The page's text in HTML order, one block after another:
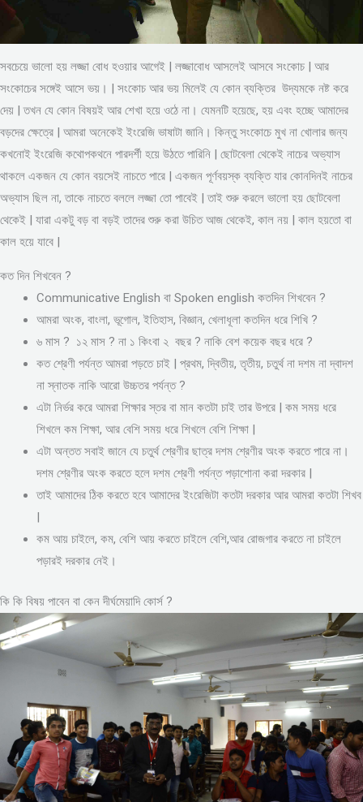
সবচেয়ে ভালো হয় লজ্জা বোধ হওয়ার আগেই | লজ্জাবোধ আসলেই আসবে সংকোচ | আর
সংকোচের সঙ্গেই আসে ভয়। | সংকোচ আর ভয় মিলেই যে কোন ব্যক্তির উদ্যমকে নষ্ট করে
দেয় | তখন যে কোন বিষয়ই আর শেখা হয়ে ওঠে না। যেমনটি হয়েছে, হয় এবং হচ্ছে আমাদের
বড়দের ক্ষেত্রে | আমরা অনেকেই ইংরেজি ভাষাটা জানি। কিন্তু সংকোচে মুখ না খোলার জন্য
কখনোই ইংরেজি কথোপকথনে পারদর্শী হয়ে উঠতে পারিনি | ছোটবেলা থেকেই নাচের অভ্যাস
থাকলে একজন যে কোন বয়সেই নাচতে পারে | একজন পূর্ণবয়স্ক ব্যক্তি যার কোনদিনই নাচের
অভ্যাস ছিল না, তাকে নাচতে বললে লজ্জা তো পাবেই | তাই শুরু করলে ভালো হয় ছোটবেলা
থেকেই | যারা একটু বড় বা বড়ই তাদের শুরু করা উচিত আজ থেকেই, কাল নয় | কাল হয়তো বা
কাল হয়ে যাবে |
কত দিন শিখবেন ?
Communicative English বা Spoken english কতদিন শিখবেন ?
আমরা অংক, বাংলা, ভূগোল, ইতিহাস, বিজ্ঞান, খেলাধূলা কতদিন ধরে শিখি ?
৬ মাস ? ১২ মাস ? না ১ কিংবা ২ বছর ? নাকি বেশ কয়েক বছর ধরে ?
কত শ্রেণী পর্যন্ত আমরা পড়তে চাই | প্রথম, দ্বিতীয়, তৃতীয়, চতুর্থ না দশম না দ্বাদশ
না স্নাতক নাকি আরো উচ্চতর পর্যন্ত ?
এটা নির্ভর করে আমরা শিক্ষার স্তর বা মান কতটা চাই তার উপরে | কম সময় ধরে
শিখলে কম শিক্ষা, আর বেশি সময় ধরে শিখলে বেশি শিক্ষা |
এটা অন্তত সবাই জানে যে চতুর্থ শ্রেণীর ছাত্র দশম শ্রেণীর অংক করতে পারে না।
দশম শ্রেণীর অংক করতে হলে দশম শ্রেণী পর্যন্ত পড়াশোনা করা দরকার |
তাই আমাদের ঠিক করতে হবে আমাদের ইংরেজিটা কতটা দরকার আর আমরা কতটা শিখব
|
কম আয় চাইলে, কম, বেশি আয় করতে চাইলে বেশি,আর রোজগার করতে না চাইলে
পড়ারই দরকার নেই।
কি কি বিষয় পাবেন বা কেন দীর্ঘমেয়াদি কোর্স ?